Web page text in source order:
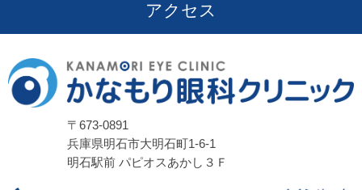
アクセス
〒673-0891
兵庫県明石市大明石町1-6-1
明石駅前 パピオスあかし３Ｆ